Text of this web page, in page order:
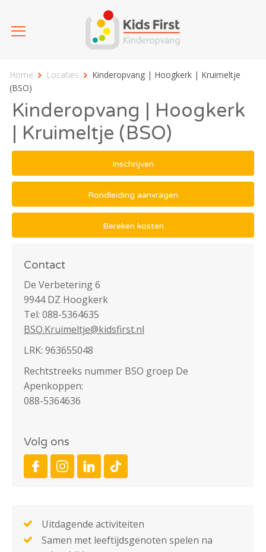
Home Locaties
Kinderopvang | Hoogkerk | Kruimeltje
(BSO)
Kinderopvang | Hoogkerk
| Kruimeltje (BSO)
Inschrijven
Rondleiding aanvragen
Bereken kosten
Contact
De Verbetering 6
9944 DZ Hoogkerk
Tel: 088-5364635
BSO.Kruimeltje@kidsfirst.nl
LRK: 963655048
Rechtstreeks nummer BSO groep De
Apenkoppen:
088-5364636
Volg ons
Uitdagende activiteiten
Samen met leeftijdsgenoten spelen na